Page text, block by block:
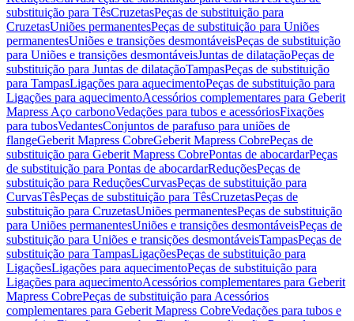
substituição para TêsCruzetasPeças de substituição para
CruzetasUniões permanentesPeças de substituição para Uniões
permanentesUniões e transições desmontáveisPeças de substituição
para Uniões e transições desmontáveisJuntas de dilataçãoPeças de
substituição para Juntas de dilataçãoTampasPeças de substituição
para TampasLigações para aquecimentoPeças de substituição para
Ligações para aquecimentoAcessórios complementares para Geberit
Mapress Aço carbonoVedações para tubos e acessóriosFixações
para tubosVedantesConjuntos de parafuso para uniões de
flangeGeberit Mapress CobreGeberit Mapress CobrePeças de
substituição para Geberit Mapress CobrePontas de abocardarPeças
de substituição para Pontas de abocardarReduçõesPeças de
substituição para ReduçõesCurvasPeças de substituição para
CurvasTêsPeças de substituição para TêsCruzetasPeças de
substituição para CruzetasUniões permanentesPeças de substituição
para Uniões permanentesUniões e transições desmontáveisPeças de
substituição para Uniões e transições desmontáveisTampasPeças de
substituição para TampasLigaçõesPeças de substituição para
LigaçõesLigações para aquecimentoPeças de substituição para
Ligações para aquecimentoAcessórios complementares para Geberit
Mapress CobrePeças de substituição para Acessórios
complementares para Geberit Mapress CobreVedações para tubos e